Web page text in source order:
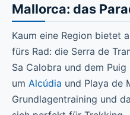
Mallorca: das
Kaum eine Region bietet
fürs Rad: die Serra de
Sa Calobra und dem
um Alcúdia und Playa de
Grundlagentraining und